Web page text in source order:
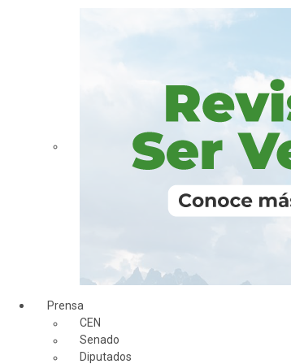
Prensa
CEN
Senado
Diputados